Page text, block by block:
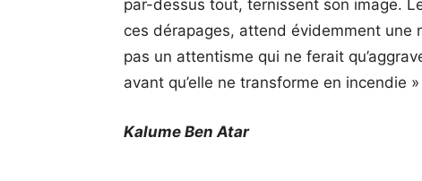
par-dessus tout, ternissent son image.
ces dérapages, attend évidemment une
pas un attentisme qui ne ferait
avant qu’elle ne transforme en incendie
Kalume Ben Atar